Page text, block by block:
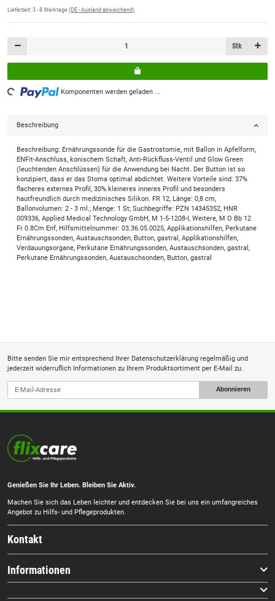
Lieferzeit: 3 - 8 Werktage (DE - Ausland abweichend)
Stk
Loading... Komponenten werden geladen ...
Beschreibung
Beschreibung: Ernährungssonde für die Gastrostomie, mit Ballon in Apfelform,
ENFit-Anschluss, konischem Schaft, Anti-Rückfluss-Ventil und Glow Green
(leuchtenden Anschlüssen) für die Anwendung bei Nacht. Der Button ist so
konzipiert, dass er das Stoma optimal abdichtet. Weitere Vorteile sind: 37%
flacheres externes Profil, 30% kleineres inneres Profil und besonders
hautfreundlich durch medizinisches Silikon. FR 12, Länge: 0,8 cm,
Ballonvolumen: 2 - 3 ml.; Menge: 1 St; Suchbegriffe: PZN 14345352, HNR
009336, Applied Medical Technology GmbH, M 1-5-1208-I, Weitere, M O Bb 12
Fr 0.8Cm Enf, Hilfsmittelnummer: 03.36.05.0025, Applikationshilfen, Perkutane
Ernährungssonden, Austauschsonden, Button, gastral, Applikationshilfen,
Verdauungsorgane, Perkutane Ernährungssonden, Austauschsonden, gastral,
Perkutane Ernährungssonden, Austauschsonden, Button, gastral
Bitte senden Sie mir entsprechend Ihrer Datenschutzerklärung regelmäßig und
jederzeit widerruflich Informationen zu Ihrem Produktsortiment per E-Mail zu.
Abonnieren
Genießen Sie Ihr Leben. Bleiben Sie Aktiv.
Machen Sie sich das Leben leichter und entdecken Sie bei uns ein umfangreiches
Angebot zu Hilfs- und Pflegeprodukten.
Kontakt
Informationen